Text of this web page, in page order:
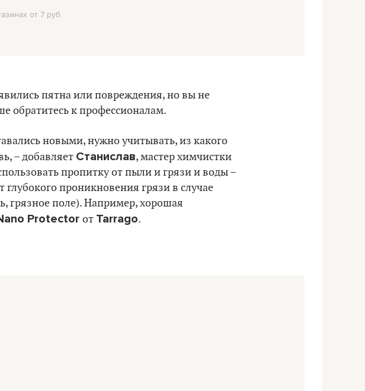
от 7 руб.
пятна или повреждения, но вы не
обратитесь к профессионалам.
новыми, нужно учитывать, из какого
– добавляет Станислав, мастер химчистки
пропитку от пыли и грязи и воды –
глубокого проникновения грязи в случае
грязное поле). Например, хорошая
Protector от Tarrago.